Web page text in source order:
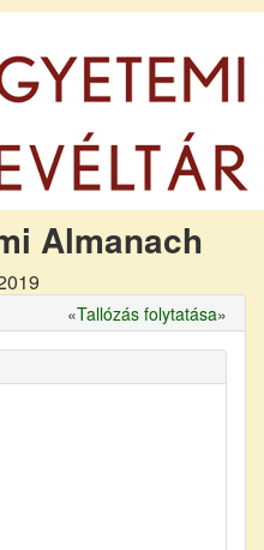
Almanach
«Tallózás folytatása»